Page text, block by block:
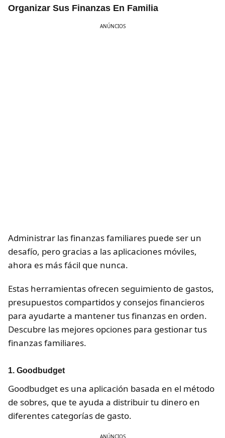
Organizar Sus Finanzas En Familia
ANÚNCIOS
Administrar las finanzas familiares puede ser un
desafío, pero gracias a las aplicaciones móviles,
ahora es más fácil que nunca.
Estas herramientas ofrecen seguimiento de gastos,
presupuestos compartidos y consejos financieros
para ayudarte a mantener tus finanzas en orden.
Descubre las mejores opciones para gestionar tus
finanzas familiares.
1. Goodbudget
Goodbudget es una aplicación basada en el método
de sobres, que te ayuda a distribuir tu dinero en
diferentes categorías de gasto.
ANÚNCIOS